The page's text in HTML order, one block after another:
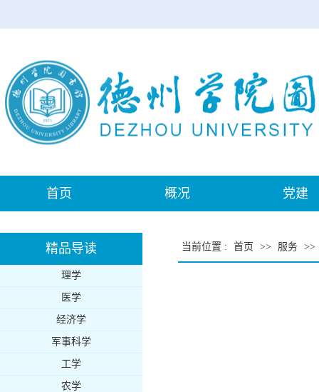
首页 概况 党建
精品导读
理学
医学
经济学
军事科学
工学
农学
当前位置 : 首页 >> 服务 >>